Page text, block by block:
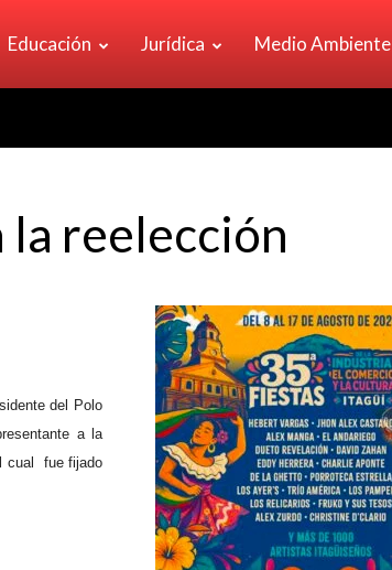
Educación Jurídica Medio Ambiente
la reelección
del Polo
a la
cual
fue fijado